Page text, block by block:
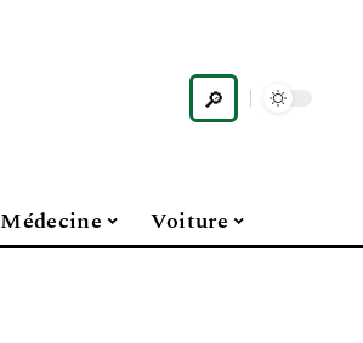
Médecine Voiture